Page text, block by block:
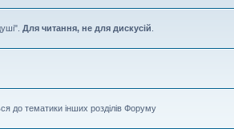
Для читання, не для дискусій
до тематики інших розділів Форуму